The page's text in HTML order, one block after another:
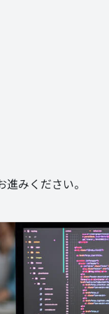
みください。